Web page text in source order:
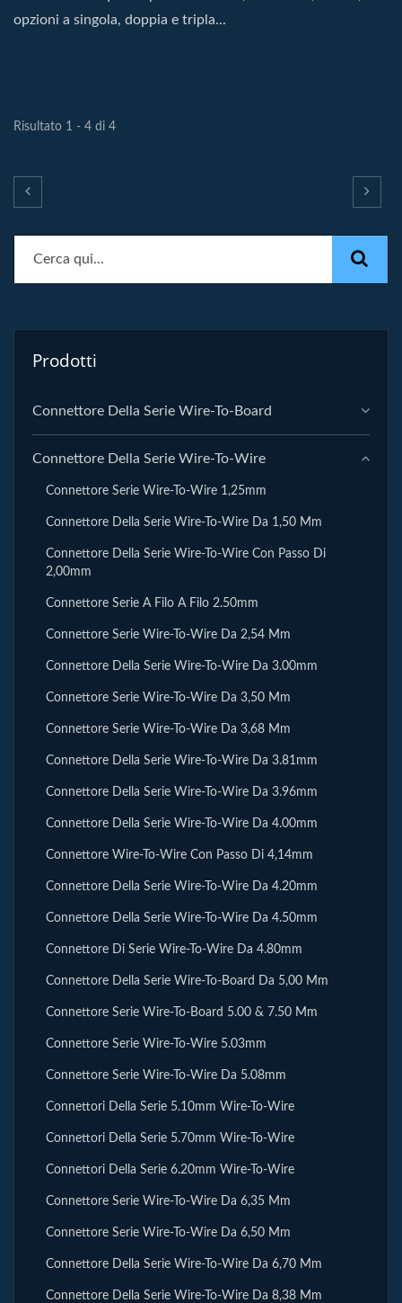
opzioni a singola, doppia e tripla...
Risultato 1 - 4 di 4
Prodotti
Connettore Della Serie Wire-To-Board
Connettore Della Serie Wire-To-Wire
Connettore Serie Wire-To-Wire 1,25mm
Connettore Della Serie Wire-To-Wire Da 1,50 Mm
Connettore Della Serie Wire-To-Wire Con Passo Di
2,00mm
Connettore Serie A Filo A Filo 2.50mm
Connettore Serie Wire-To-Wire Da 2,54 Mm
Connettore Della Serie Wire-To-Wire Da 3.00mm
Connettore Serie Wire-To-Wire Da 3,50 Mm
Connettore Serie Wire-To-Wire Da 3,68 Mm
Connettore Della Serie Wire-To-Wire Da 3.81mm
Connettore Della Serie Wire-To-Wire Da 3.96mm
Connettore Della Serie Wire-To-Wire Da 4.00mm
Connettore Wire-To-Wire Con Passo Di 4,14mm
Connettore Della Serie Wire-To-Wire Da 4.20mm
Connettore Della Serie Wire-To-Wire Da 4.50mm
Connettore Di Serie Wire-To-Wire Da 4.80mm
Connettore Della Serie Wire-To-Board Da 5,00 Mm
Connettore Serie Wire-To-Board 5.00 & 7.50 Mm
Connettore Serie Wire-To-Wire 5.03mm
Connettore Serie Wire-To-Wire Da 5.08mm
Connettori Della Serie 5.10mm Wire-To-Wire
Connettori Della Serie 5.70mm Wire-To-Wire
Connettori Della Serie 6.20mm Wire-To-Wire
Connettore Serie Wire-To-Wire Da 6,35 Mm
Connettore Serie Wire-To-Wire Da 6,50 Mm
Connettore Della Serie Wire-To-Wire Da 6,70 Mm
Connettore Della Serie Wire-To-Wire Da 8,38 Mm